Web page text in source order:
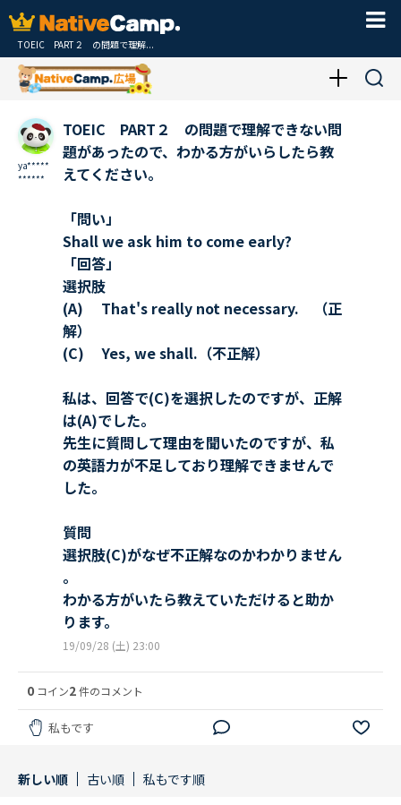
TOEIC PART２ の問題で理解...
ya*****
******
TOEIC PART２ の問題で理解できない問
題があったので、わかる方がいらしたら教
えてください。
「問い」
Shall we ask him to come early?
「回答」
選択肢
(A) That's really not necessary. （正
解）
(C) Yes, we shall.（不正解）
私は、回答で(C)を選択したのですが、正解
は(A)でした。
先生に質問して理由を聞いたのですが、私
の英語力が不足しており理解できませんで
した。
質問
選択肢(C)がなぜ不正解なのかわかりません
。
わかる方がいたら教えていただけると助か
ります。
19/09/28 (土) 23:00
0 コイン2件のコメント
私もです
新しい順 古い順 私もです順